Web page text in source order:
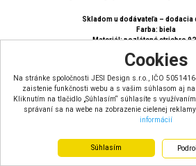
Cookies
Na stránke spoločnosti JESI Design s.r.o., IČO
zaistenie funkčnosti webu a s vašim súhlasom aj
Kliknutím na tlačidlo „Súhlasím“ súhlasíte s
správaní sa na webe na zobrazenie cielenej
informácií
Súhlasím
Skladom u dodávateľa – dodacia
Farba: biela
Materiál: pozlátené striebro